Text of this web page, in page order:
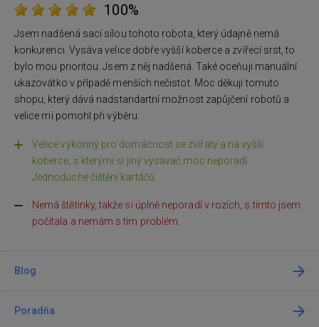
100%
Jsem nadšená sací sílou tohoto robota, který údajně nemá
konkurenci. Vysáva velice dobře vyšší koberce a zvířecí srst, to
bylo mou prioritou. Jsem z něj nadšená. Také oceňuji manuální
ukazovátko v případě menších nečistot. Moc děkuji tomuto
shopu, který dává nadstandartní možnost zapůjčení robotů a
velice mi pomohl při výběru.
Velice výkonný pro domácnost se zvířaty a na vyšší
koberce, s kterými si jiný vysavač moc neporadí.
Jednoduché čištění kartáčů.
Nemá štětinky, takže si úplně neporadí v rozích, s tímto jsem
počítala a nemám s tím problém.
Blog
Poradňa